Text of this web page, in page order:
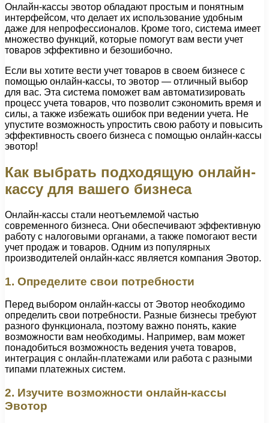
Онлайн-кассы эвотор обладают простым и понятным
интерфейсом, что делает их использование удобным
даже для непрофессионалов. Кроме того, система имеет
множество функций, которые помогут вам вести учет
товаров эффективно и безошибочно.
Если вы хотите вести учет товаров в своем бизнесе с
помощью онлайн-кассы, то эвотор — отличный выбор
для вас. Эта система поможет вам автоматизировать
процесс учета товаров, что позволит сэкономить время и
силы, а также избежать ошибок при ведении учета. Не
упустите возможность упростить свою работу и повысить
эффективность своего бизнеса с помощью онлайн-кассы
эвотор!
Как выбрать подходящую онлайн-
кассу для вашего бизнеса
Онлайн-кассы стали неотъемлемой частью
современного бизнеса. Они обеспечивают эффективную
работу с налоговыми органами, а также помогают вести
учет продаж и товаров. Одним из популярных
производителей онлайн-касс является компания Эвотор.
1. Определите свои потребности
Перед выбором онлайн-кассы от Эвотор необходимо
определить свои потребности. Разные бизнесы требуют
разного функционала, поэтому важно понять, какие
возможности вам необходимы. Например, вам может
понадобиться возможность ведения учета товаров,
интеграция с онлайн-платежами или работа с разными
типами платежных систем.
2. Изучите возможности онлайн-кассы
Эвотор